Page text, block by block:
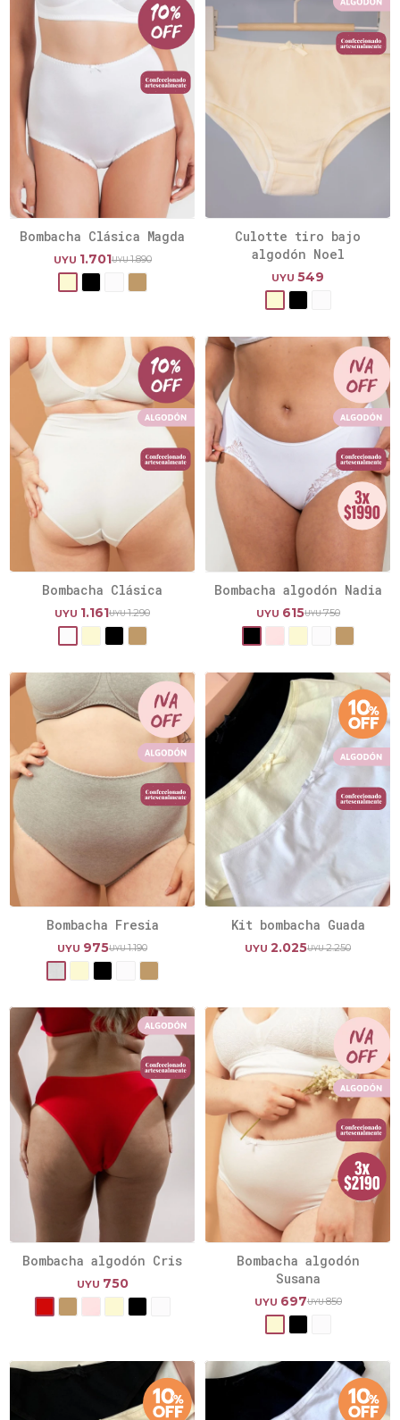
Bombacha Clásica Magda
UYU 1.701UYU1.890
Culotte tiro bajo
algodón Noel
UYU 549
Bombacha Clásica
UYU 1.161UYU1.290
Bombacha algodón Nadia
UYU 615UYU750
Bombacha Fresia
UYU 975UYU1.190
Kit bombacha Guada
UYU 2.025UYU2.250
Bombacha algodón Cris
UYU 750
Bombacha algodón
Susana
UYU 697UYU850